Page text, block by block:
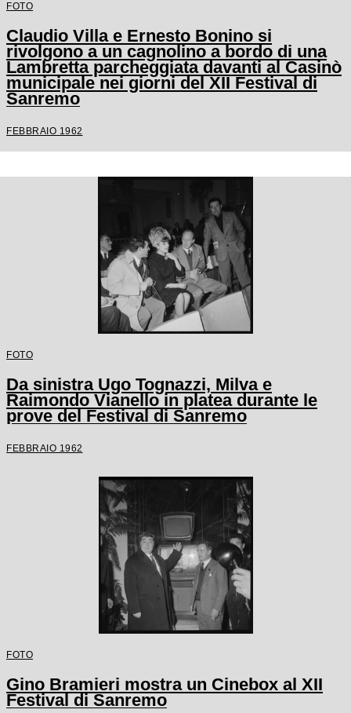
FOTO
Claudio Villa e Ernesto Bonino si
rivolgono a un cagnolino a bordo di una
Lambretta parcheggiata davanti al Casinò
municipale nei giorni del XII Festival di
Sanremo
FEBBRAIO 1962
FOTO
Da sinistra Ugo Tognazzi, Milva e
Raimondo Vianello in platea durante le
prove del Festival di Sanremo
FEBBRAIO 1962
FOTO
Gino Bramieri mostra un Cinebox al XII
Festival di Sanremo